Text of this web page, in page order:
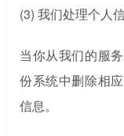
(3) 我们处理个人
当你从我们的服
份系统中删除相
信息。